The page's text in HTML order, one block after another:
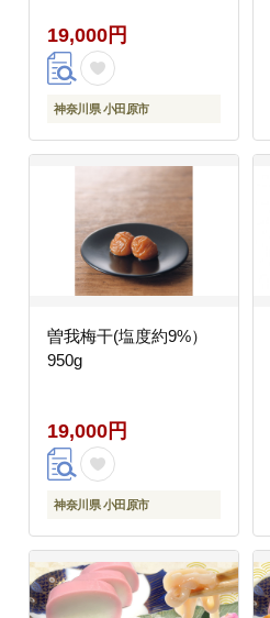
19,000円
神奈川県 小田原市
曽我梅干(塩度約9%）
950g
19,000円
神奈川県 小田原市